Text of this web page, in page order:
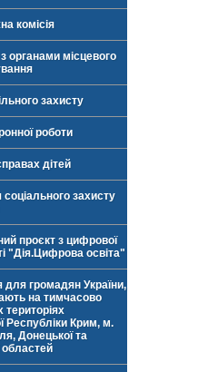
комісія
органами місцевого
захисту
роботи
дітей
соціального захисту
проєкт з цифрової
"Дія.Цифрова освіта"
для громадян України,
на тимчасово
територіях
Республіки Крим, м.
Донецької та
областей